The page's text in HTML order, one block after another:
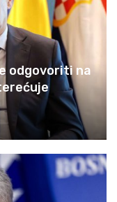
odgovoriti na